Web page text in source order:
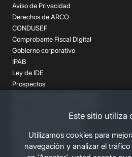
Este sitio utiliza
Utilizamos cookies para
navegación y analizar el
Aviso de Privacidad
Derechos de ARCO
CONDUSEF
Comprobante Fiscal Digital
Gobierno corporativo
IPAB
Ley de IDE
Prospectos
Despachos de Cobranza
Términos Legales
Canales Banorte